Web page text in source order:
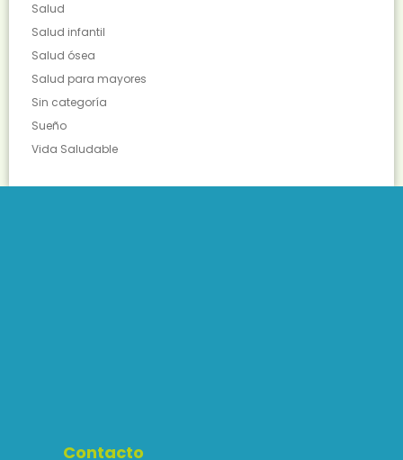
Salud
Salud infantil
Salud ósea
Salud para mayores
Sin categoría
Sueño
Vida Saludable
Contacto